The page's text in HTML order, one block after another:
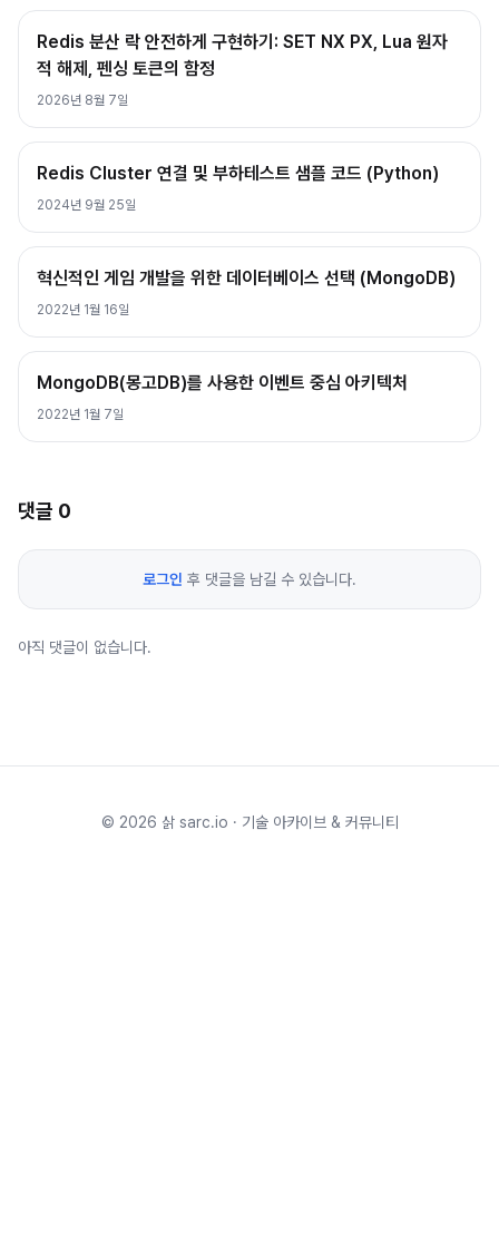
Redis 분산 락 안전하게 구현하기: SET NX PX, Lua 원자
적 해제, 펜싱 토큰의 함정
2026년 8월 7일
Redis Cluster 연결 및 부하테스트 샘플 코드 (Python)
2024년 9월 25일
혁신적인 게임 개발을 위한 데이터베이스 선택 (MongoDB)
2022년 1월 16일
MongoDB(몽고DB)를 사용한 이벤트 중심 아키텍처
2022년 1월 7일
댓글 0
로그인 후 댓글을 남길 수 있습니다.
아직 댓글이 없습니다.
© 2026 삵 sarc.io · 기술 아카이브 & 커뮤니티